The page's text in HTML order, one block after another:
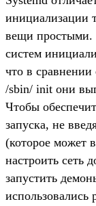
инициализации
вещи простыми.
систем
что в
/sbin/ init они
Чтобы
запуска, не
(которое может
настроить сеть
запустить